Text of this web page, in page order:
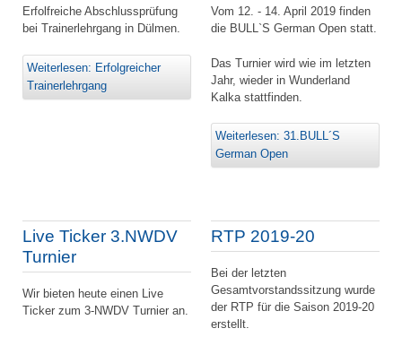
Erfolfreiche Abschlussprüfung
bei Trainerlehrgang in Dülmen.
Weiterlesen: Erfolgreicher
Trainerlehrgang
Vom 12. - 14. April 2019 finden
die BULL`S German Open statt.
Das Turnier wird wie im letzten
Jahr, wieder in Wunderland
Kalka stattfinden.
Weiterlesen: 31.BULL´S
German Open
Live Ticker 3.NWDV
Turnier
Wir bieten heute einen Live
Ticker zum 3-NWDV Turnier an.
RTP 2019-20
Bei der letzten
Gesamtvorstandssitzung wurde
der RTP für die Saison 2019-20
erstellt.